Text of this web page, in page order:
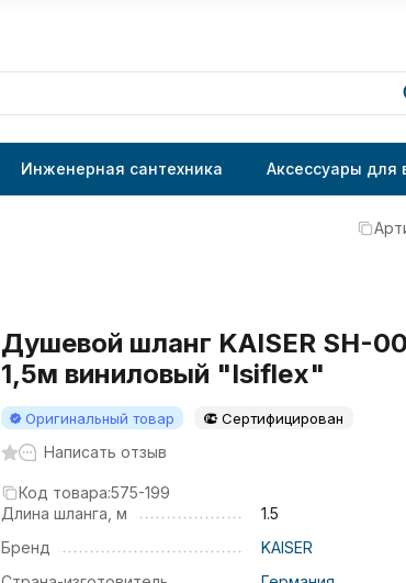
Инженерная сантехника Аксессуары для
Душевой шланг KAISER SH-
1,5м виниловый "Isiflex"
Оригинальный товар Сертифицирован
Написать отзыв
Код товара:575-199
Длина шланга, м
1.5
Бренд
KAISER